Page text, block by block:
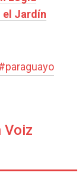
el Jardín
paraguayo
Voiz